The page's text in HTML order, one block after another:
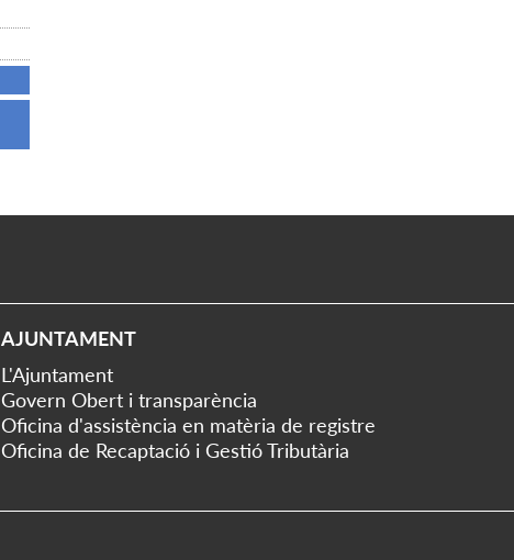
AJUNTAMENT
L'Ajuntament
Govern Obert i transparència
Oficina d'assistència en matèria de registre
Oficina de Recaptació i Gestió Tributària